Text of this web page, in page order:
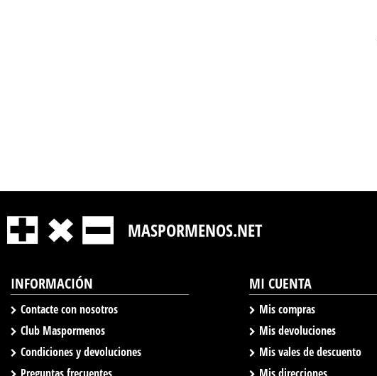
MASPORMENOS.NET
INFORMACIÓN
Contacte con nosotros
Club Maspormenos
Condiciones y devoluciones
MI CUENTA
Mis compras
Mis devoluciones
Mis vales de descuento